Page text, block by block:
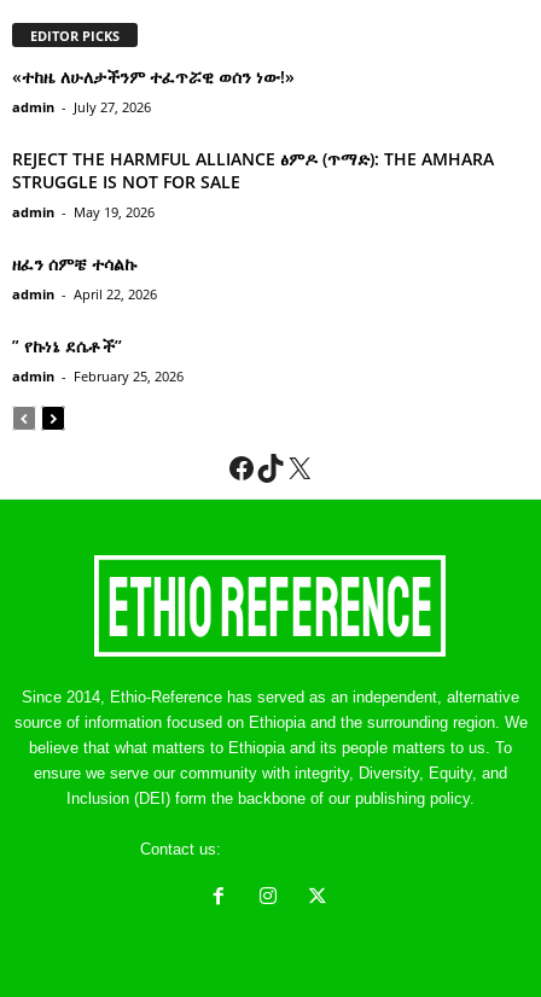
EDITOR PICKS
«ተከዜ ለሁለታችንም ተፈጥሯዊ ወሰን ነው!»
admin - July 27, 2026
REJECT THE HARMFUL ALLIANCE ፅምዶ (ጥማድ): THE AMHARA
STRUGGLE IS NOT FOR SALE
admin - May 19, 2026
ዘፈን ሰምቼ ተሳልኩ
admin - April 22, 2026
” የኩነኔ ደሴቶች’’
admin - February 25, 2026
Facebook
TikTok
X
Since 2014, Ethio-Reference has served as an independent, alternative
source of information focused on Ethiopia and the surrounding region. We
believe that what matters to Ethiopia and its people matters to us. To
ensure we serve our community with integrity, Diversity, Equity, and
Inclusion (DEI) form the backbone of our publishing policy.
Contact us: